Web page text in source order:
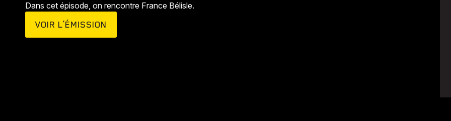
Dans cet épisode, on rencontre France Bélisle.
VOIR L’ÉMISSION